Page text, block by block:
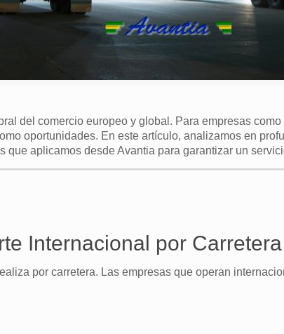
del comercio europeo y global. Para empresas como
oportunidades. En este artículo, analizamos en
que aplicamos desde Avantia para garantizar un
Internacional por
por carretera. Las empresas que operan